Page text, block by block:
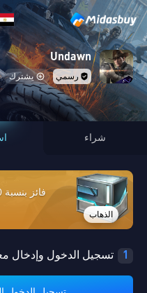
Undawn
رسمي يشترك
شراء
الذهاب
1 تسجيل الدخول وإدخال